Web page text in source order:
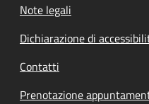
Note legali
Dichiarazione di
Contatti
Prenotazione